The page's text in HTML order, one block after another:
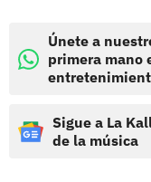
Únete a
primera mano
Sigue a La
de la música